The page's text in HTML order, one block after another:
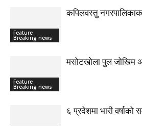
Feature
Breaking news
कपिलवस्तु
Feature
Breaking news
मसोटखोला पुल जोखिम
६ प्रदेशमा भारी वर्षाको